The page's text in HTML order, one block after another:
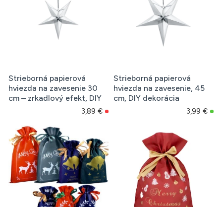
Strieborná papierová
hviezda na zavesenie 30
cm – zrkadlový efekt, DIY
3,89 €
Strieborná papierová
hviezda na zavesenie, 45
cm, DIY dekorácia
3,99 €